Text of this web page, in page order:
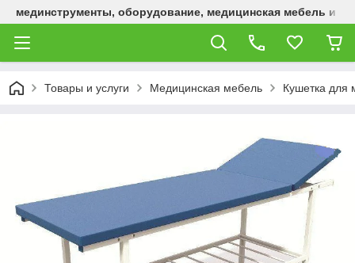
мединструменты, оборудование, медицинская мебель и
Товары и услуги Медицинская мебель Кушетка для